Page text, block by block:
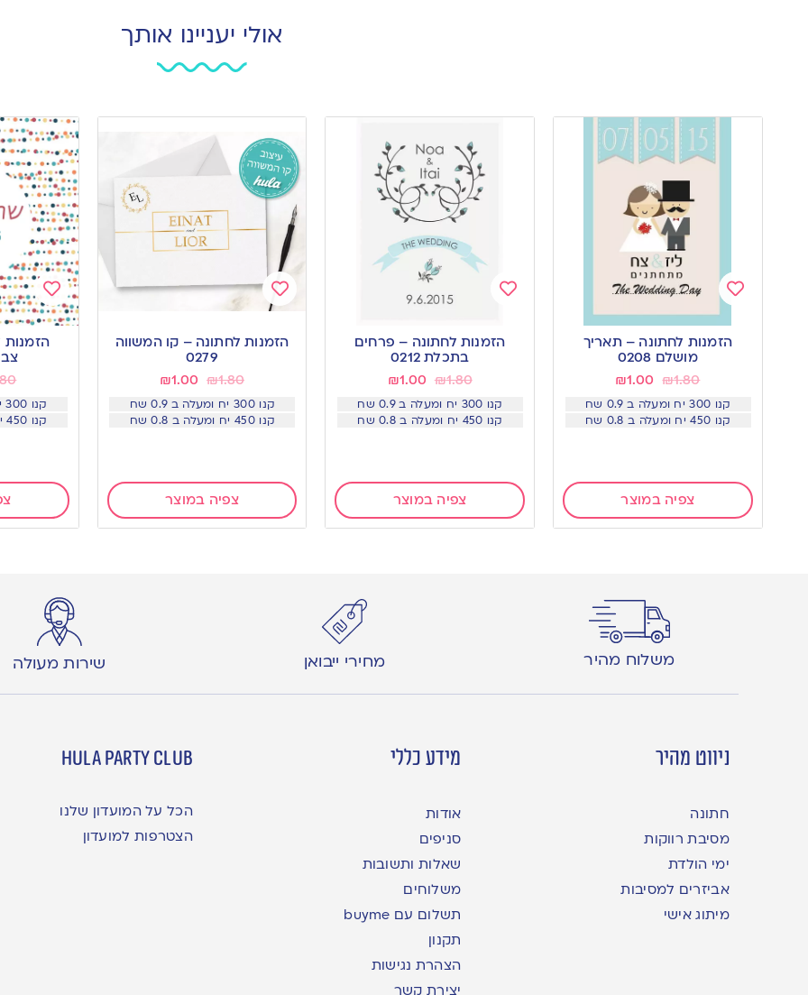
אולי יעניינו אותך
toהזמנות לחתונה – תאריך
מושלם 0208
₪1.80
₪1.00
קנו 300 יח ומעלה ב 0.9 שח
קנו 450 יח ומעלה ב 0.8 שח
צפיה במוצר
to
הזמנות לחתונה – פרחים
בתכלת 0212
₪1.80
₪1.00
קנו 300 יח ומעלה ב 0.9 שח
קנו 450 יח ומעלה ב 0.8 שח
צפיה במוצר
Add
to
הזמנות לחתונה – קו המשווה
0279
₪1.80
₪1.00
קנו 300 יח ומעלה ב 0.9 שח
קנו 450 יח ומעלה ב 0.8 שח
צפיה במוצר
Add
to
wishlist
הזמנות
קנו 300 יח ומעלה ב 0.9 שח
קנו 450 יח ומעלה ב 0.8 שח
משלוח מהיר מחירי ייבואן שירות מעולה
ניווט מהיר
חתונה
מסיבת רווקות
ימי הולדת
אביזרים למסיבות
מיתוג אישי
מידע כללי
אודות
סניפים
שאלות ותשובות
משלוחים
תשלום עם buyme
תקנון
הצהרת נגישות
יצירת קשר
hula party club
הכל על המועדון שלנו
הצטרפות למועדון